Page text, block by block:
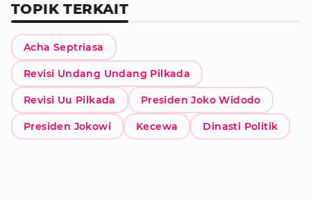
TOPIK TERKAIT
Acha Septriasa
Revisi Undang Undang Pilkada
Revisi Uu Pilkada Presiden Joko Widodo
Presiden Jokowi Kecewa Dinasti Politik